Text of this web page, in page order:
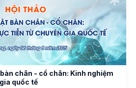
chân - cổ chân: Kinh nghiệm
quốc tế